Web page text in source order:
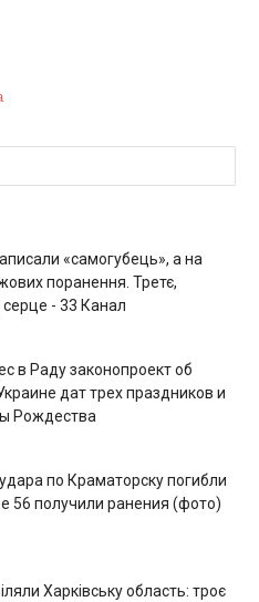
«самогубець», а на
поранення. Третє,
серце - 33 Канал
в Раду законопроект об
дат трех праздников и
Рождества
по Краматорску погибли
56 получили ранения (фото)
Харківську область: троє